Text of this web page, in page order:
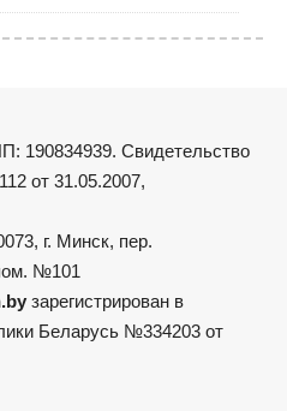
190834939. Свидетельство
от 31.05.2007,
г. Минск, пер.
№101
зарегистрирован в
Беларусь №334203 от